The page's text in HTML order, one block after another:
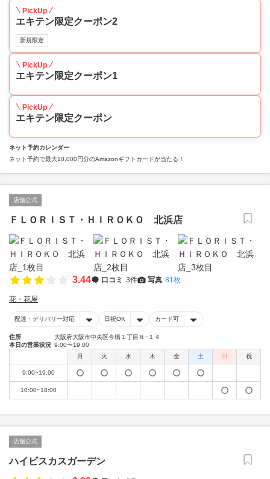
PickUp
エキテン限定クーポン2
新規限定
PickUp
エキテン限定クーポン1
PickUp
エキテン限定クーポン
ネット予約カレンダー
ネット予約で最大10,000円分のAmazonギフトカードが当たる！
店舗公式
ＦＬＯＲＩＳＴ・ＨＩＲＯＫＯ 北浜店
3.44 口コミ 3件 写真 81枚
花・花屋
配達・デリバリー対応 日祝OK カード可
住所
大阪府大阪市中央区今橋１丁目８−１４
本日の営業状況 9:00〜19:00
月
火 水 木 金 土 日 祝
9:00~19:00
10:00~18:00
店舗公式
ハイビスカスガーデン